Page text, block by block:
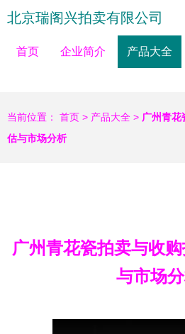
北京瑞阁兴拍卖有限公司
首页 企业简介 产品大全
当前位置： 首页 > 产品大全 > 广州青花
估与市场分析
广州青花瓷拍卖与收
与市场